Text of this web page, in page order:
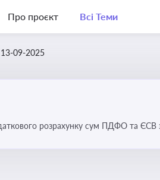
Про проєкт Всі Теми
13-09-2025
розрахунку сум ПДФО та ЄСВ